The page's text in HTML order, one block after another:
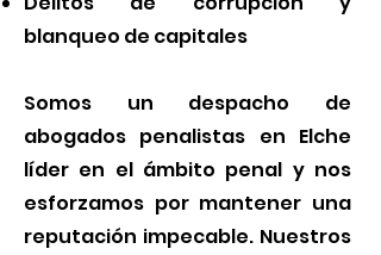
blanqueo de capitales
Somos un despacho de
abogados penalistas en Elche
líder en el ámbito penal y nos
esforzamos por mantener una
reputación impecable. Nuestros